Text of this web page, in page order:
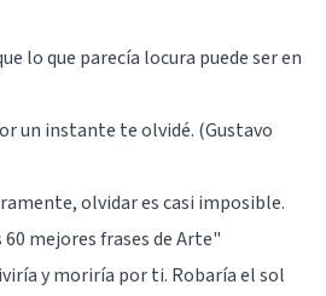
lo que parecía locura puede ser en
un instante te olvidé. (Gustavo
olvidar es casi imposible.
60 mejores frases de Arte"
y moriría por ti. Robaría el sol